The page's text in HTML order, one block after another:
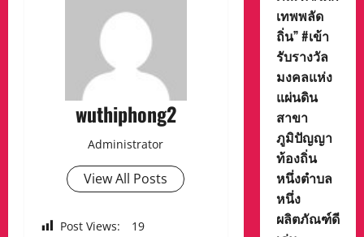
wuthiphong2
Administrator
View All Posts
Post Views: 19
เทพพลัด
ถิ่น” #เข้า
รับรางวัล
มงคลแห่ง
แผ่นดิน
สาขา
ภูมิปัญญา
ท้องถิ่น
หนึ่งตำบล
หนึ่ง
ผลิตภัณฑ์ดี